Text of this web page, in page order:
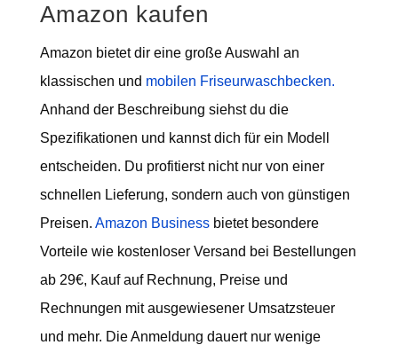
Amazon kaufen
Amazon bietet dir eine große Auswahl an
klassischen und mobilen Friseurwaschbecken.
Anhand der Beschreibung siehst du die
Spezifikationen und kannst dich für ein Modell
entscheiden. Du profitierst nicht nur von einer
schnellen Lieferung, sondern auch von günstigen
Preisen. Amazon Businessbietet besondere
Vorteile wie kostenloser Versand bei Bestellungen
ab 29€, Kauf auf Rechnung, Preise und
Rechnungen mit ausgewiesener Umsatzsteuer
und mehr. Die Anmeldung dauert nur wenige